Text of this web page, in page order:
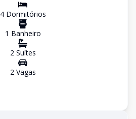
4Dormitórios
1 Banheiro
2Suítes
2Vagas